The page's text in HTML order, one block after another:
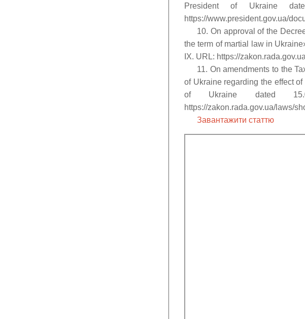
President of Ukraine
https://www.president.gov.ua/
10. On approval of the
the term of martial law in
ІХ. URL: https://
11. On amendments to the
of Ukraine regarding the effect
of Ukraine dated
https://zakon.rada.gov.ua/laws/
Завантажити статтю